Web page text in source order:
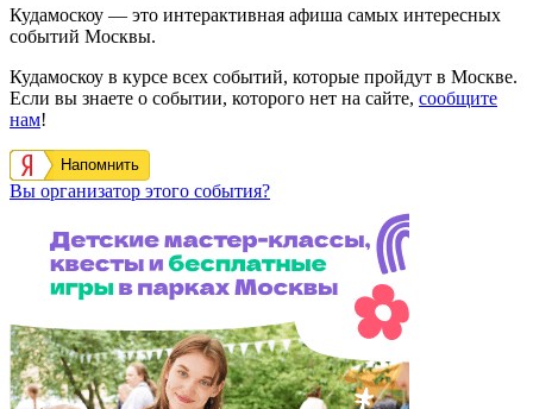
Кудамоскоу — это интерактивная афиша самых интересных
событий Москвы.
Кудамоскоу в курсе всех событий, которые пройдут в Москве.
Если вы знаете о событии, которого нет на сайте, сообщите
нам!
Напомнить
Вы организатор этого события?